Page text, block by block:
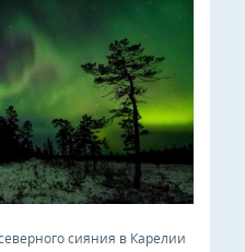
сияния в Карелии